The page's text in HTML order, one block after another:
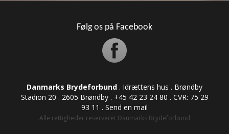
Følg os på Facebook
Danmarks Brydeforbund . Idrættens hus . Brøndby
Stadion 20 . 2605 Brøndby . +45 42 23 24 80 . CVR: ​​​​​​75 29
93 11 . Send en mail
Alle rettigheder reserveret Danmarks Brydeforbund